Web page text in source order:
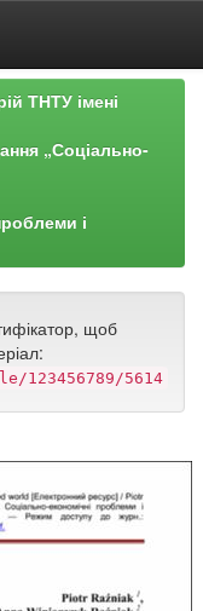
ТНТУ імені
„Соціально-
і
щоб
5614